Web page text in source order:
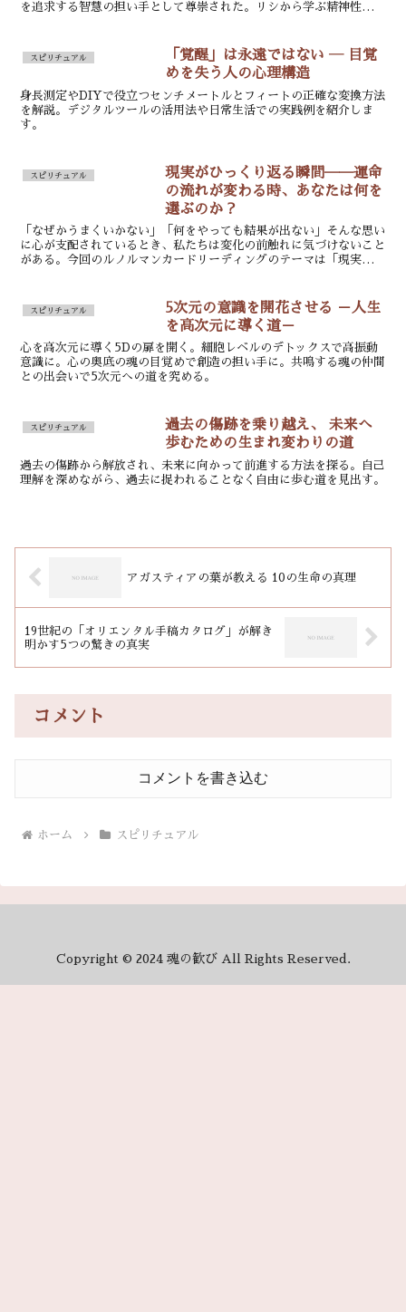
を追求する智慧の担い手として尊崇された。リシから学ぶ精神性は、
スピリチュアル
「覚醒」は永遠ではない ― 目覚
めを失う人の心理構造
身長測定やDIYで役立つセンチメートルとフィートの正確な変換方法
を解説。デジタルツールの活用法や日常生活での実践例を紹介しま
す。
スピリチュアル
現実がひっくり返る瞬間──運命
の流れが変わる時、あなたは何を
選ぶのか？
「なぜかうまくいかない」「何をやっても結果が出ない」そんな思い
に心が支配されているとき、私たちは変化の前触れに気づけないこと
がある。今回のルノルマンカードリーディングのテーマは「現実がひ
スピリチュアル
5次元の意識を開花させる －人生
を高次元に導く道－
心を高次元に導く5Dの扉を開く。細胞レベルのデトックスで高振動
意識に。心の奥底の魂の目覚めで創造の担い手に。共鳴する魂の仲間
との出会いで5次元への道を究める。
スピリチュアル
過去の傷跡を乗り越え、 未来へ
歩むための生まれ変わりの道
過去の傷跡から解放され、未来に向かって前進する方法を探る。自己
理解を深めながら、過去に捉われることなく自由に歩む道を見出す。
アガスティアの葉が教える 10の生命の真理
19世紀の「オリエンタル手稿カタログ」が解き
明かす5つの驚きの真実
コメント
コメントを書き込む
ホーム スピリチュアル
Copyright © 2024 魂の歓び All Rights Reserved.